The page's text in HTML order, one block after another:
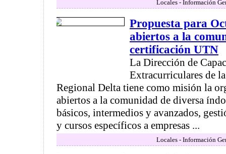
Locales - Información
Propuesta para
abiertos a la
certificación UTN
La Dirección de
Extracurriculares de
Regional Delta tiene como misión la
abiertos a la comunidad de diversa
básicos, intermedios y avanzados,
y cursos específicos a empresas ...
Locales - Información